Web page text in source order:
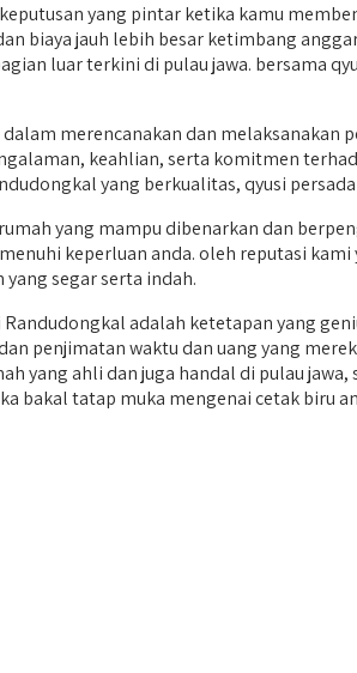
yang pintar ketika kamu
biaya jauh lebih besar ketimbang
luar terkini di pulau jawa. bersama
merencanakan dan
keahlian, serta komitmen
yang berkualitas, qyusi
yang mampu dibenarkan dan
keperluan anda. oleh reputasi
segar serta indah.
adalah ketetapan yang
penjimatan waktu dan uang yang
yang ahli dan juga handal di pulau
bakal tatap muka mengenai cetak biru